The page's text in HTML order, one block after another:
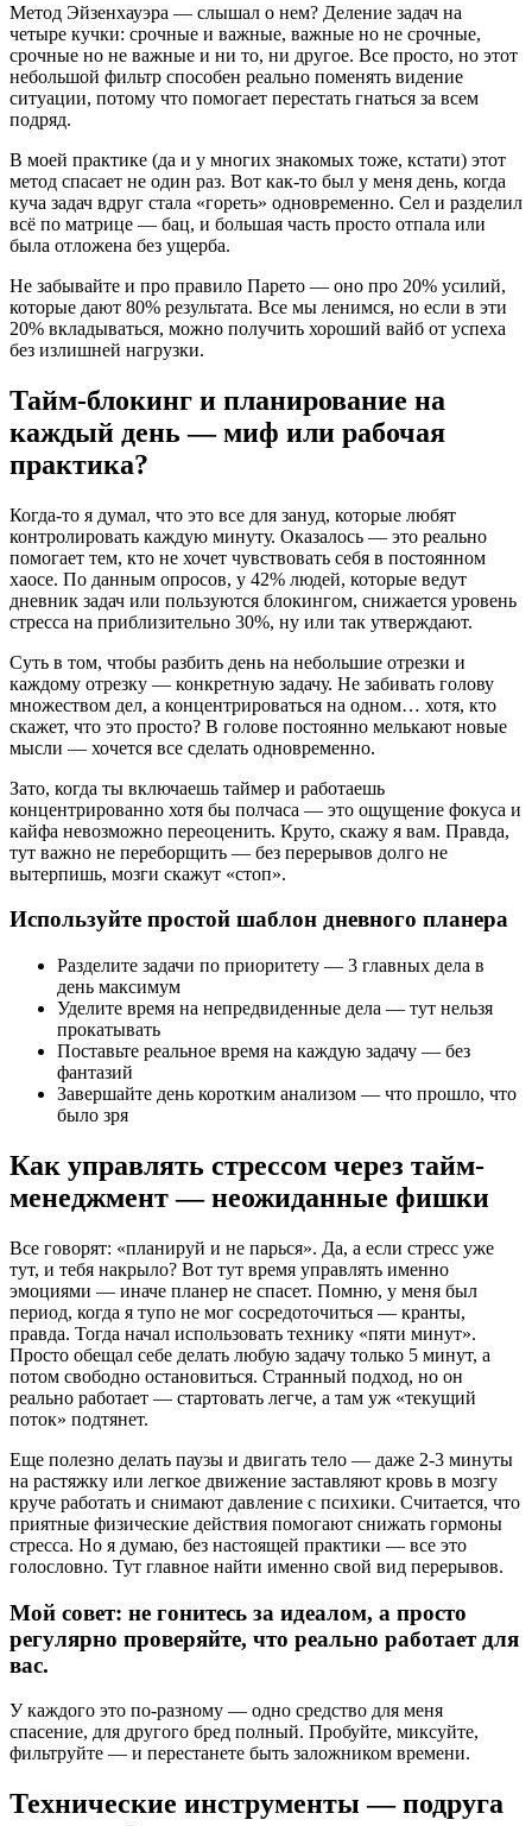
Метод Эйзенхауэра — слышал о нем? Деление задач на
четыре кучки: срочные и важные, важные но не срочные,
срочные но не важные и ни то, ни другое. Все просто, но этот
небольшой фильтр способен реально поменять видение
ситуации, потому что помогает перестать гнаться за всем
подряд.
В моей практике (да и у многих знакомых тоже, кстати) этот
метод спасает не один раз. Вот как-то был у меня день, когда
куча задач вдруг стала «гореть» одновременно. Сел и разделил
всё по матрице — бац, и большая часть просто отпала или
была отложена без ущерба.
Не забывайте и про правило Парето — оно про 20% усилий,
которые дают 80% результата. Все мы ленимся, но если в эти
20% вкладываться, можно получить хороший вайб от успеха
без излишней нагрузки.
Тайм-блокинг и планирование на
каждый день — миф или рабочая
практика?
Когда-то я думал, что это все для зануд, которые любят
контролировать каждую минуту. Оказалось — это реально
помогает тем, кто не хочет чувствовать себя в постоянном
хаосе. По данным опросов, у 42% людей, которые ведут
дневник задач или пользуются блокингом, снижается уровень
стресса на приблизительно 30%, ну или так утверждают.
Суть в том, чтобы разбить день на небольшие отрезки и
каждому отрезку — конкретную задачу. Не забивать голову
множеством дел, а концентрироваться на одном… хотя, кто
скажет, что это просто? В голове постоянно мелькают новые
мысли — хочется все сделать одновременно.
Зато, когда ты включаешь таймер и работаешь
концентрированно хотя бы полчаса — это ощущение фокуса и
кайфа невозможно переоценить. Круто, скажу я вам. Правда,
тут важно не переборщить — без перерывов долго не
вытерпишь, мозги скажут «стоп».
Используйте простой шаблон дневного планера
Разделите задачи по приоритету — 3 главных дела в
день максимум
Уделите время на непредвиденные дела — тут нельзя
прокатывать
Поставьте реальное время на каждую задачу — без
фантазий
Завершайте день коротким анализом — что прошло, что
было зря
Как управлять стрессом через тайм-
менеджмент — неожиданные фишки
Все говорят: «планируй и не парься». Да, а если стресс уже
тут, и тебя накрыло? Вот тут время управлять именно
эмоциями — иначе планер не спасет. Помню, у меня был
период, когда я тупо не мог сосредоточиться — кранты,
правда. Тогда начал использовать технику «пяти минут».
Просто обещал себе делать любую задачу только 5 минут, а
потом свободно остановиться. Странный подход, но он
реально работает — стартовать легче, а там уж «текущий
поток» подтянет.
Еще полезно делать паузы и двигать тело — даже 2-3 минуты
на растяжку или легкое движение заставляют кровь в мозгу
круче работать и снимают давление с психики. Считается, что
приятные физические действия помогают снижать гормоны
стресса. Но я думаю, без настоящей практики — все это
голословно. Тут главное найти именно свой вид перерывов.
Мой совет: не гонитесь за идеалом, а просто
регулярно проверяйте, что реально работает для
вас.
У каждого это по-разному — одно средство для меня
спасение, для другого бред полный. Пробуйте, миксуйте,
фильтруйте — и перестанете быть заложником времени.
Технические инструменты — подруга